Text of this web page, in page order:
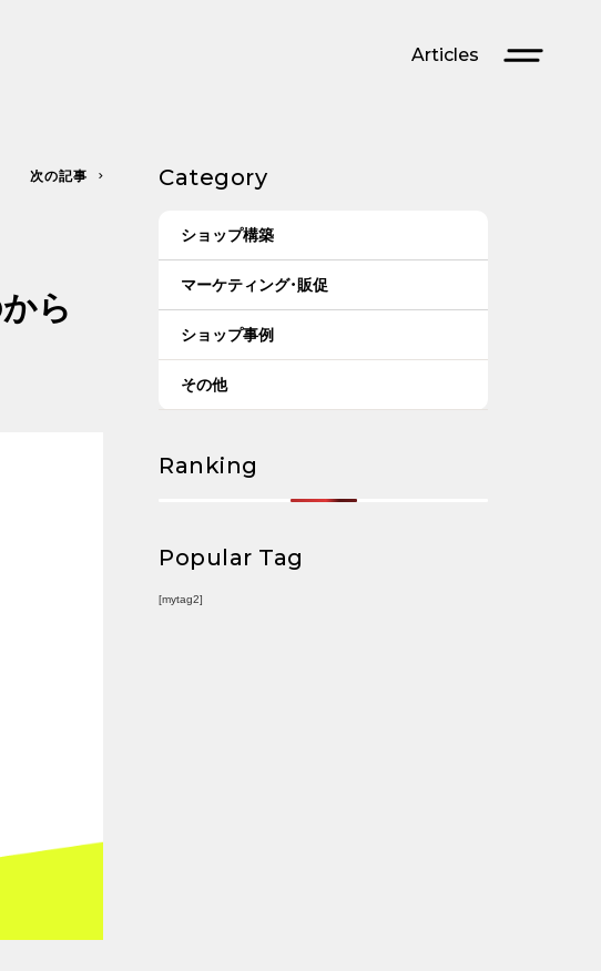
Articles
次の記事
ら
Category
ショップ構築
マーケティング・販促
ショップ事例
その他
Ranking
Popular Tag
[mytag2]